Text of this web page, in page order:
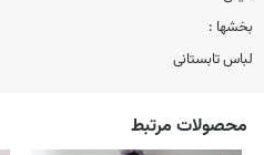
بخشها :
لباس تابستانی
محصولات مرتبط